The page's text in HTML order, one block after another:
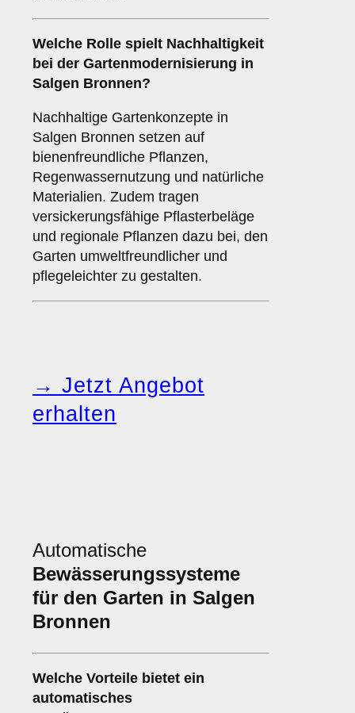
Welche Rolle spielt Nachhaltigkeit
bei der Gartenmodernisierung in
Salgen Bronnen?
Nachhaltige Gartenkonzepte in
Salgen Bronnen setzen auf
bienenfreundliche Pflanzen,
Regenwassernutzung und natürliche
Materialien. Zudem tragen
versickerungsfähige Pflasterbeläge
und regionale Pflanzen dazu bei, den
Garten umweltfreundlicher und
pflegeleichter zu gestalten.
→ Jetzt Angebot
erhalten
Automatische
Bewässerungssysteme
für den Garten in Salgen
Bronnen
Welche Vorteile bietet ein
automatisches